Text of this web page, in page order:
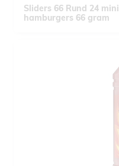
Sliders 66 Rund 24 mini
hamburgers 66 gram